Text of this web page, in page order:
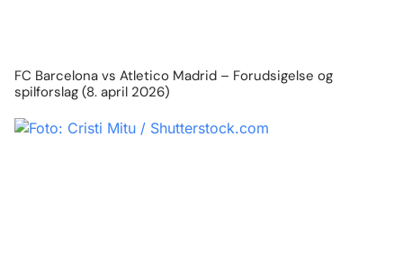
FC Barcelona vs Atletico Madrid – Forudsigelse og
spilforslag (8. april 2026)